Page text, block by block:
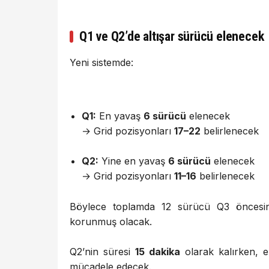
Q1 ve Q2’de altışar sürücü elenecek
Yeni sistemde:
Q1: En yavaş 6 sürücü elenecek
→ Grid pozisyonları 17–22 belirlenecek
Q2: Yine en yavaş 6 sürücü elenecek
→ Grid pozisyonları 11–16 belirlenecek
Böylece toplamda 12 sürücü Q3
korunmuş olacak.
Q2’nin süresi 15 dakika olarak kalırken,